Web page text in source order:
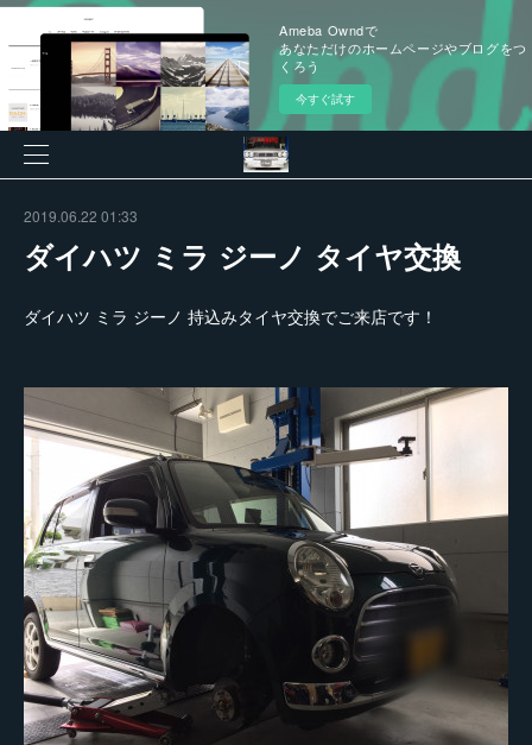
Ameba Owndで
あなただけのホームページやブログをつ
くろう
今すぐ試す
2019.06.22 01:33
ダイハツ ミラ ジーノ タイヤ交換
ダイハツ ミラ ジーノ 持込みタイヤ交換でご来店です！